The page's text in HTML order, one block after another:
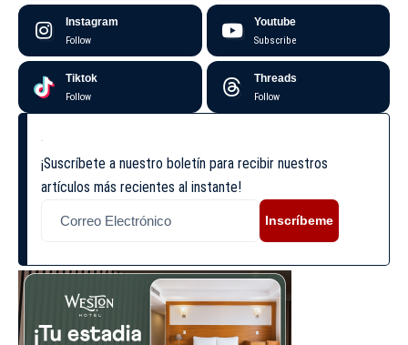
Instagram
Follow
Youtube
Subscribe
Tiktok
Follow
Threads
Follow
¡Suscríbete a nuestro boletín para recibir nuestros
artículos más recientes al instante!
Inscríbeme